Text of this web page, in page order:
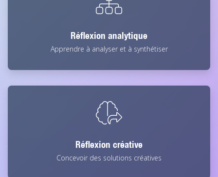
Réflexion analytique
Apprendre à analyser et à synthétiser
Réflexion créative
Concevoir des solutions créatives